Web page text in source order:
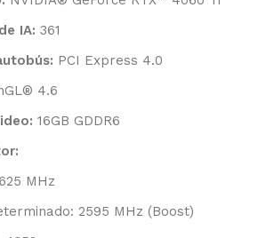
IA: 361
PCI Express 4.0
4.6
16GB GDDR6
MHz
2595 MHz (Boost)